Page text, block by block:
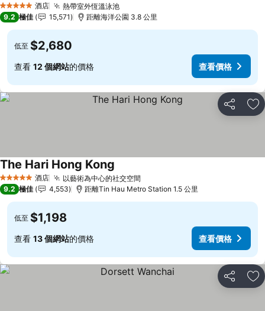
5 星級 酒店 熱帶室外恆溫泳池
9.2 極佳 15,571 距離海洋公園 3.8 公里
低至 $2,680
查看 12 個網站的價格 查看價格
分享 放
5 星級 酒店 以藝術為中心的社交空間
The Hari Hong Kong
9.2 極佳 4,553 距離Tin Hau Metro Station 1.5 公里
低至 $1,198
查看 13 個網站的價格 查看價格
分享 放